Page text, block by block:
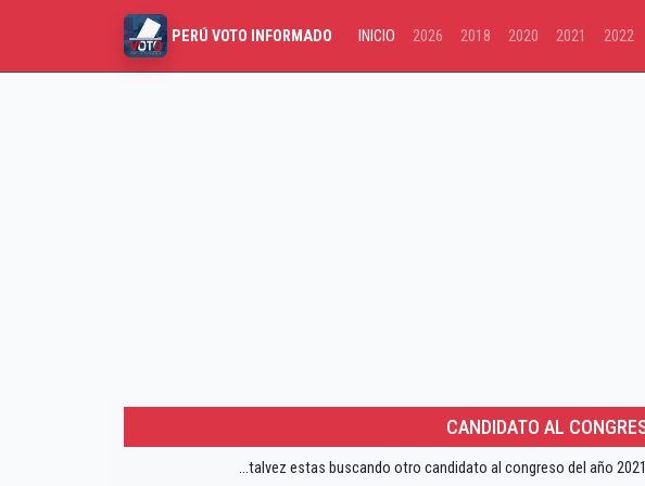
PERÚ VOTO INFORMADO INICIO 2026 2018 2020 2021 2022
CANDIDATO AL
...talvez estas buscando otro candidato al congreso del año